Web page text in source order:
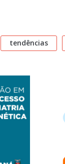
tendências